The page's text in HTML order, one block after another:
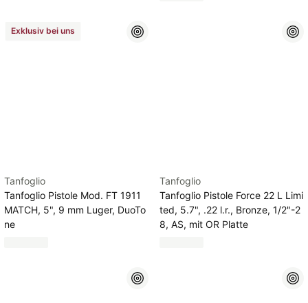
Exklusiv bei uns
Tanfoglio
Tanfoglio Pistole Mod. FT 1911
MATCH, 5", 9 mm Luger, DuoTo
ne
Tanfoglio
Tanfoglio Pistole Force 22 L Limi
ted, 5.7", .22 l.r., Bronze, 1/2"-2
8, AS, mit OR Platte